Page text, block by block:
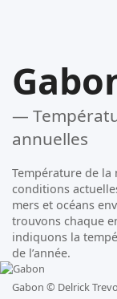
—
annuelles
Température de la
conditions
mers et océans
trouvons chaque
indiquons la
de l’année.
Gabon © Delrick